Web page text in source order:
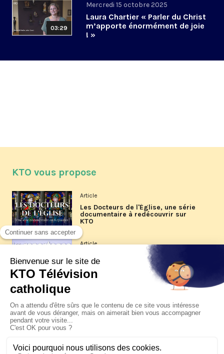
03:29
Mercredi 15 octobre 2025
Laura Chartier « Parler du Christ
m’apporte énormément de joie
! »
KTO vous propose
Article
Les Docteurs de l'Église, une série
documentaire à redécouvrir sur
KTO
Article
Les reportages d'été 2026 de KTO
La visite pastorale du pape Léon
XIV à Assise à suivre sur KTO le
jeudi 6 août
Le pape en Uruguay, Argentine et